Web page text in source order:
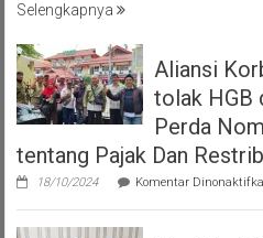
Selengkapnya
Aliansi
tolak HGB
Perda
tentang Pajak Dan
18/10/2024 Komentar